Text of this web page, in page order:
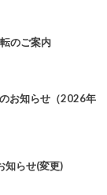
のご案内
お知らせ（2026年
らせ(変更)